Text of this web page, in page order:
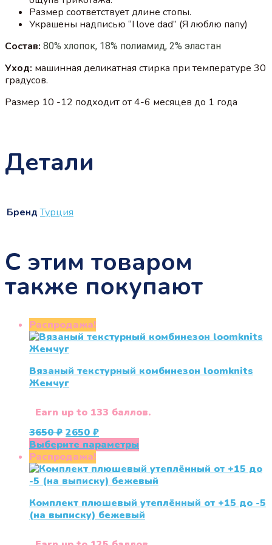
Размер соответствует длине стопы.
Украшены надписью “I love dad” (Я люблю папу)
Состав: 80% хлопок, 18% полиамид, 2% эластан
Уход: машинная деликатная стирка при температуре 30
градусов.
Размер 10 -12 подходит от 4-6 месяцев до 1 года
Детали
Бренд Турция
С этим товаром
также покупают
Распродажа!
Вязаный текстурный комбинезон loomknits
Жемчуг
Earn up to 133 баллов.
3650₽ Первоначальная
цена
составляла
3650 ₽.
2650₽Текущая
цена:
Выберите параметры
имеет
несколько
Опции
можно
на
Распродажа!
Комплект плюшевый утеплённый от +15 до -5
(на выписку) бежевый